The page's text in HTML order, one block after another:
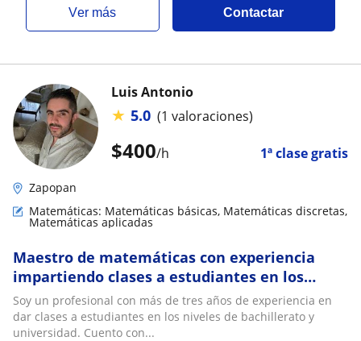
ver más Contactar
$400/h 1ª clase gratis
Luis Antonio
★ 5.0 (1 valoraciones)
Zapopan
Matemáticas: Matemáticas básicas, Matemáticas discretas,
Matemáticas aplicadas
Maestro de matemáticas con experiencia
impartiendo clases a estudiantes en los
niveles de bachillerato y universidad
Soy un profesional con más de tres años de experiencia en
dar clases a estudiantes en los niveles de bachillerato y
universidad. Cuento con...